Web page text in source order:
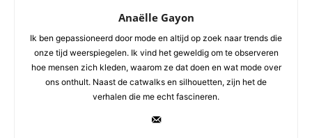
Anaëlle Gayon
Ik ben gepassioneerd door mode en altijd op zoek naar trends die
onze tijd weerspiegelen. Ik vind het geweldig om te observeren
hoe mensen zich kleden, waarom ze dat doen en wat mode over
ons onthult. Naast de catwalks en silhouetten, zijn het de
verhalen die me echt fascineren.